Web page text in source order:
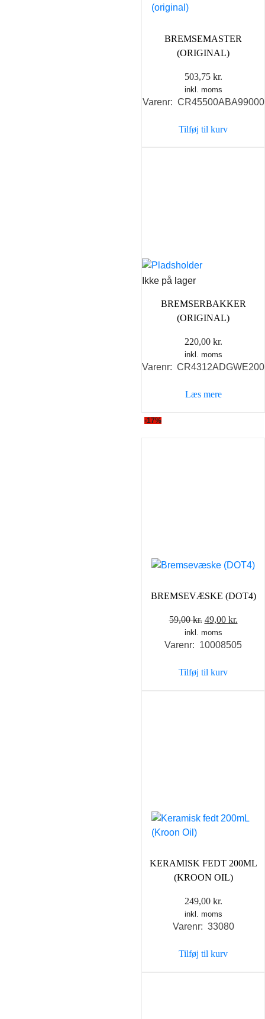
BREMSEMASTER
(ORIGINAL)
503,75 kr.
inkl. moms
Varenr: CR45500ABA99000
Tilføj til kurv
Ikke på lager
BREMSERBAKKER
(ORIGINAL)
220,00 kr.
inkl. moms
Varenr: CR4312ADGWE200
Læs mere
-17%
BREMSEVÆSKE (DOT4)
59,00kr. Den
oprindelige
pris
59,00 kr..
49,00 kr.Den
pris
inkl. moms
Varenr: 10008505
Tilføj til kurv
KERAMISK FEDT 200ML
(KROON OIL)
249,00 kr.
inkl. moms
Varenr: 33080
Tilføj til kurv